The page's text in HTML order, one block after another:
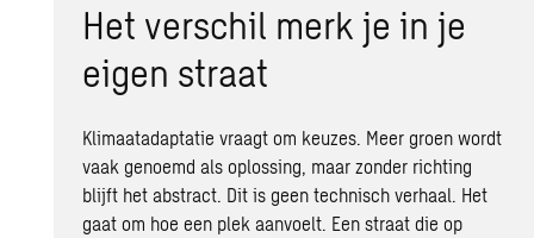
Het verschil merk je in je
eigen straat
Klimaatadaptatie vraagt om keuzes. Meer groen wordt
vaak genoemd als oplossing, maar zonder richting
blijft het abstract. Dit is geen technisch verhaal. Het
gaat om hoe een plek aanvoelt. Een straat die op